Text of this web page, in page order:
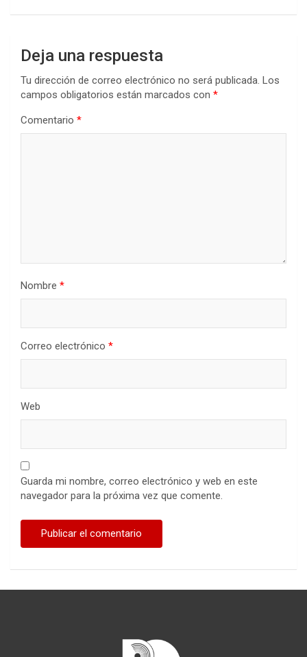
Deja una respuesta
Tu dirección de correo electrónico no será publicada. Los
campos obligatorios están marcados con *
Comentario *
Nombre *
Correo electrónico *
Web
Guarda mi nombre, correo electrónico y web en este
navegador para la próxima vez que comente.